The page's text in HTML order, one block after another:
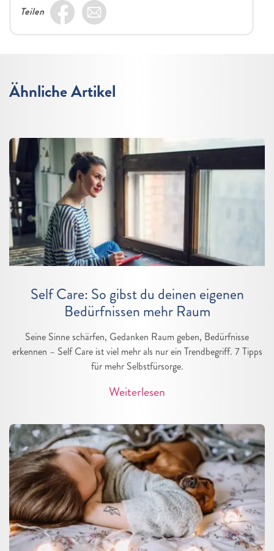
Teilen
Ähnliche Artikel
Self Care: So gibst du deinen eigenen
Bedürfnissen mehr Raum
Seine Sinne schärfen, Gedanken Raum geben, Bedürfnisse
erkennen – Self Care ist viel mehr als nur ein Trendbegriff. 7 Tipps
für mehr Selbstfürsorge.
Weiterlesen